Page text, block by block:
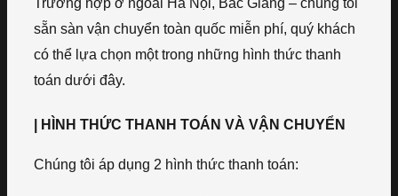
sẵn sàn vận chuyển toàn quốc miễn phí, quý khách
có thể lựa chọn một trong những hình thức thanh
toán dưới đây.
| HÌNH THỨC THANH TOÁN VÀ VẬN CHUYỂN
Chúng tôi áp dụng 2 hình thức thanh toán: